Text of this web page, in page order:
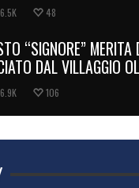
48
“SIGNORE” MERITA
DAL VILLAGGIO
106